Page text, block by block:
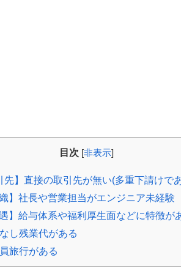
目次 [非表示]
先】直接の取引先が無い(多重下請けで
】社長や営業担当がエンジニア未経験
】給与体系や福利厚生面などに特徴が
し残業代がある
旅行がある